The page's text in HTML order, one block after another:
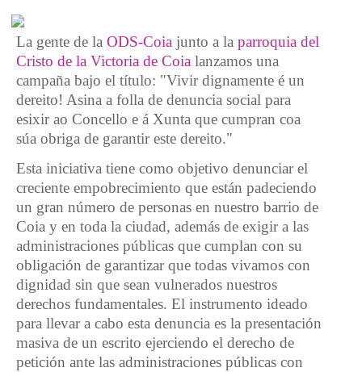
La gente de la ODS-Coia junto a la parroquia del
Cristo de la Victoria de Coia lanzamos una
campaña bajo el título: "Vivir dignamente é un
dereito! Asina a folla de denuncia social para
esixir ao Concello e á Xunta que cumpran coa
súa obriga de garantir este dereito."
Esta iniciativa tiene como objetivo denunciar el
creciente empobrecimiento que están padeciendo
un gran número de personas en nuestro barrio de
Coia y en toda la ciudad, además de exigir a las
administraciones públicas que cumplan con su
obligación de garantizar que todas vivamos con
dignidad sin que sean vulnerados nuestros
derechos fundamentales. El instrumento ideado
para llevar a cabo esta denuncia es la presentación
masiva de un escrito ejerciendo el derecho de
petición ante las administraciones públicas con